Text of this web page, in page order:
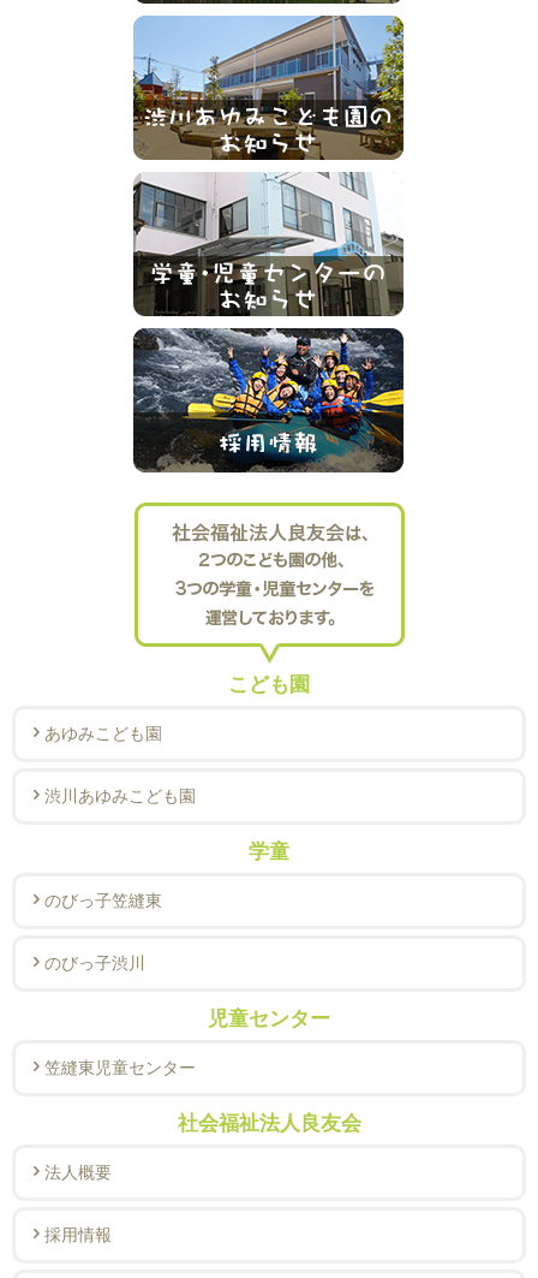
こども園
あゆみこども園
渋川あゆみこども園
学童
のびっ子笠縫東
のびっ子渋川
児童センター
笠縫東児童センター
社会福祉法人良友会
法人概要
採用情報